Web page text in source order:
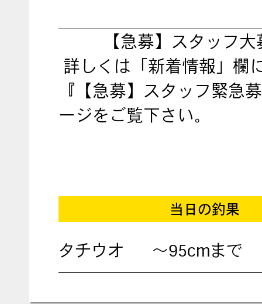
【急募】スタッフ大
詳しくは「新着情報」欄
『【急募】スタッフ緊急
ージをご覧下さい。
当日の釣果
タチウオ ～95cmまで